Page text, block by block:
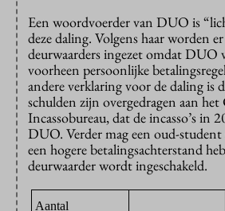
Een woordvoerder van DUO is
deze daling. Volgens haar worden
deurwaarders ingezet omdat DUO
voorheen persoonlijke
andere verklaring voor de daling is
schulden zijn overgedragen aan
Incassobureau, dat de incasso’s in
DUO. Verder mag een oud-student
een hogere betalingsachterstand
deurwaarder wordt ingeschakeld.
Aantal